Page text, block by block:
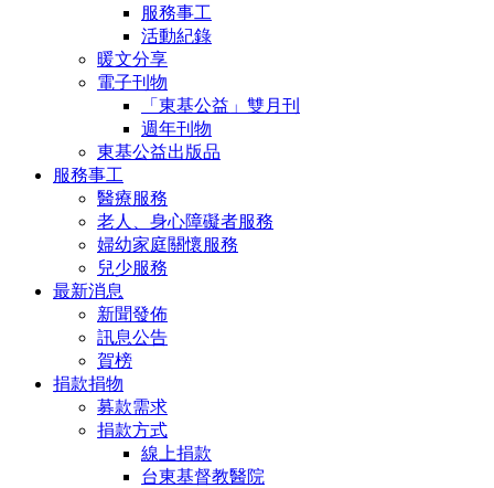
服務事工
活動紀錄
暖文分享
電子刊物
「東基公益」雙月刊
週年刊物
東基公益出版品
服務事工
醫療服務
老人、身心障礙者服務
婦幼家庭關懷服務
兒少服務
最新消息
新聞發佈
訊息公告
賀榜
捐款捐物
募款需求
捐款方式
線上捐款
台東基督教醫院